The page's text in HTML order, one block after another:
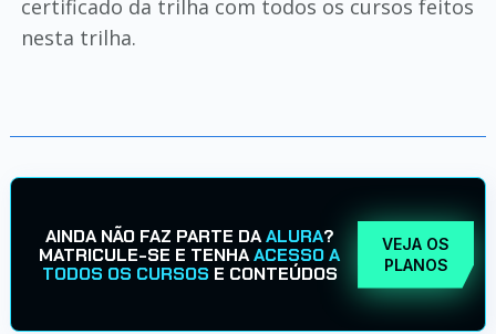
certificado da trilha com todos os cursos feitos
nesta trilha.
AINDA NÃO FAZ PARTE DAALURA?
MATRICULE-SE E TENHAACESSO A
TODOS OS CURSOS E CONTEÚDOS
VEJA OS
PLANOS